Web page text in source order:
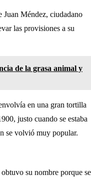
Juan Méndez, ciudadano
las provisiones a su
de la grasa animal y
en una gran tortilla
justo cuando se estaba
se volvió muy popular.
su nombre porque se